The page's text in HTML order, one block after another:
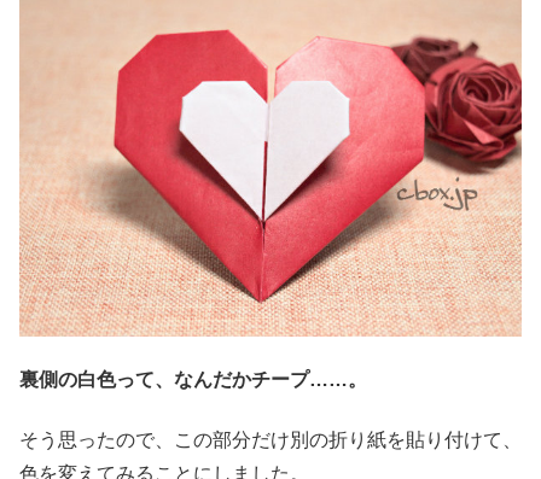
裏側の白色って、なんだかチープ……。
そう思ったので、この部分だけ別の折り紙を貼り付けて、
色を変えてみることにしました。